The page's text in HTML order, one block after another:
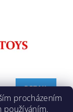
DETAIL
procházením
používáním.